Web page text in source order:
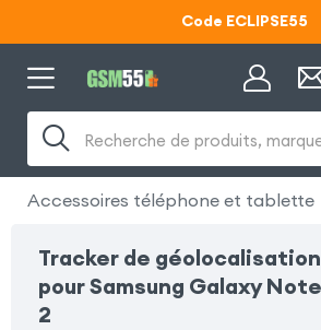
Code ECLIPSE55
Lunettes d'éclipse
Recherche de produits,
Accessoires téléphone et tablette
Tracker de géolocalisation
pour Samsung Galaxy Note
2